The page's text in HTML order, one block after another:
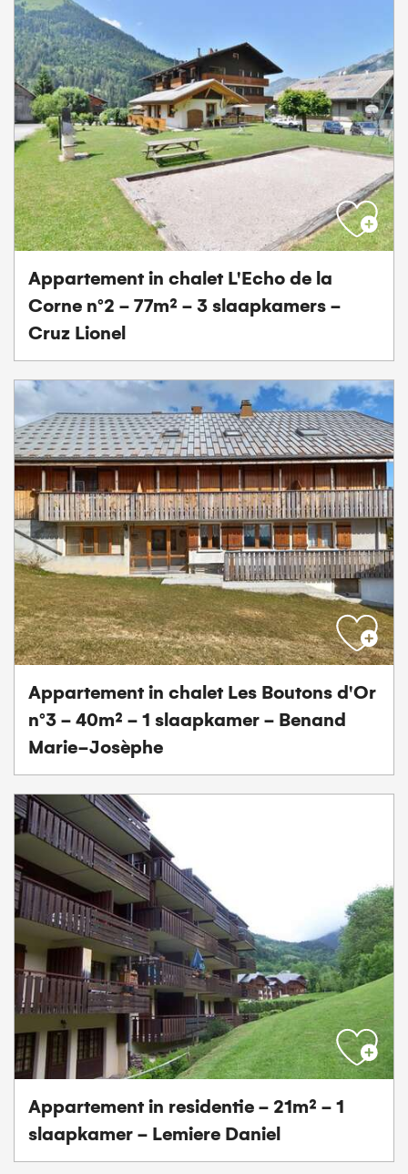
Appartement in chalet L'Echo de la
Corne n°2 - 77m² - 3 slaapkamers -
Cruz Lionel
Appartement in chalet Les Boutons d'Or
n°3 - 40m² - 1 slaapkamer - Benand
Marie-Josèphe
Appartement in residentie - 21m² - 1
slaapkamer - Lemiere Daniel